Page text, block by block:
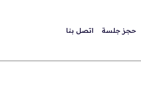
حجز جلسة اتصل بنا